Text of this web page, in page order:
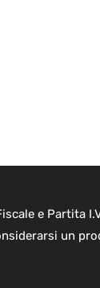
e Partita
un